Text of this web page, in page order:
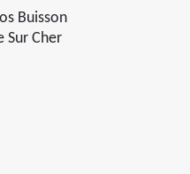
Buisson
Sur Cher